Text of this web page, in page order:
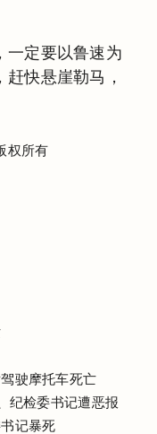
一定要以鲁速为
快悬崖勒马，
权所有
驶摩托车死亡
纪检委书记遭恶报
记暴死